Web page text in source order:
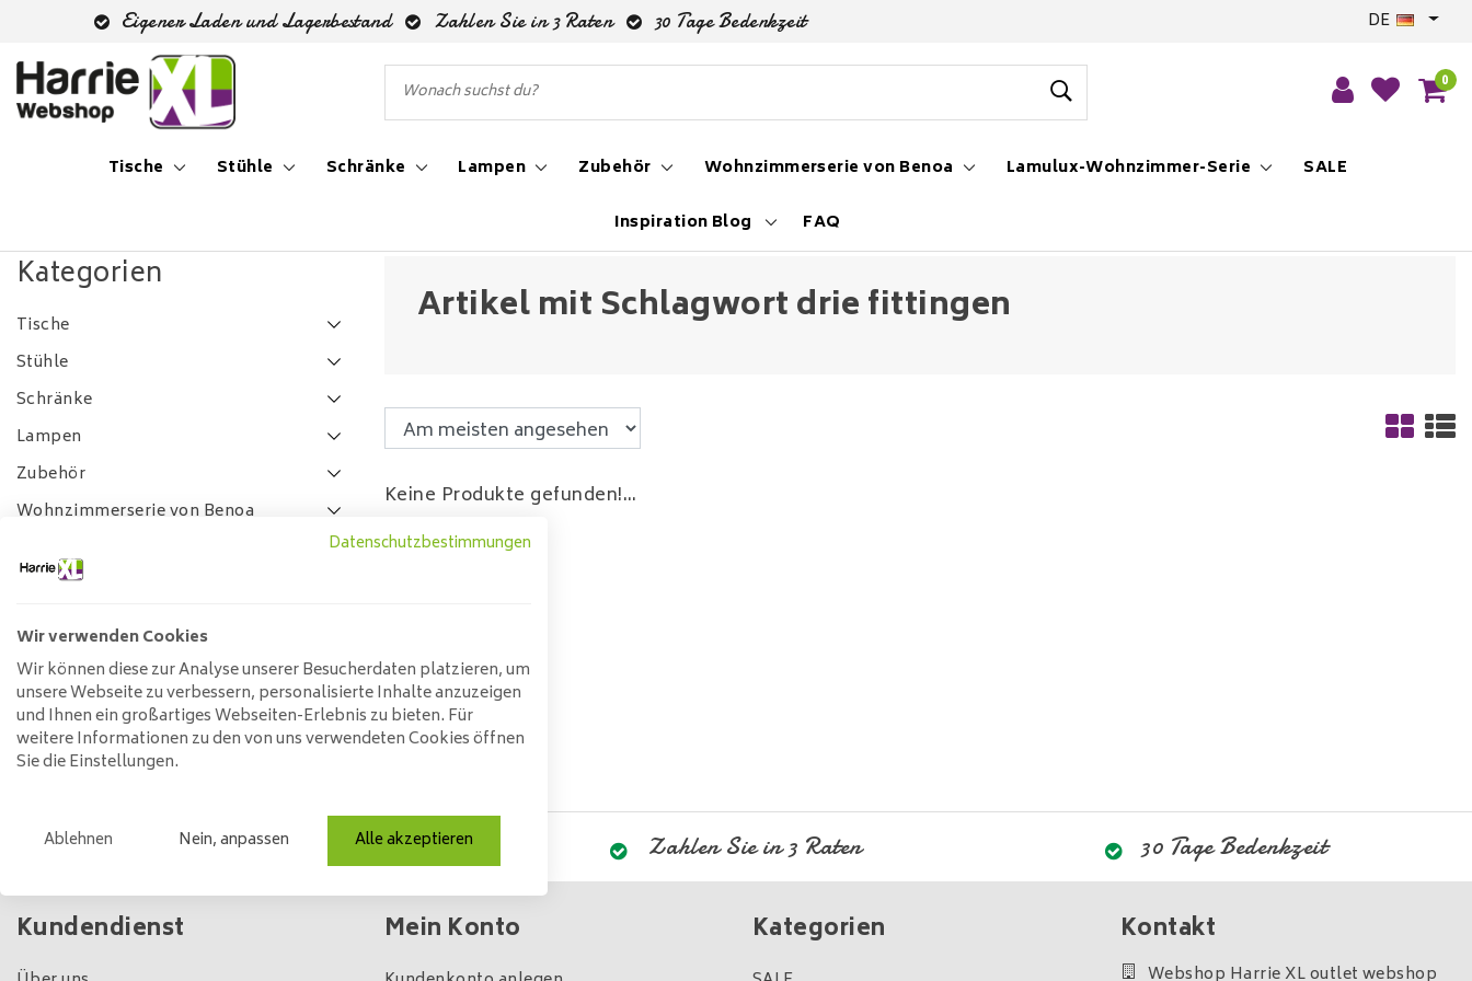
Eigener Laden und Lagerbestand Zahlen Sie in 3 Raten 30 Tage Bedenkzeit DE
0
Tische Stühle Schränke Lampen Zubehör Wohnzimmerserie von Benoa Lamulux-Wohnzimmer-Serie
SALE
Inspiration Blog
FAQ
Kategorien
Tische
Stühle
Schränke
Lampen
Zubehör
Wohnzimmerserie von Benoa
FAQ
Preis
Min: €0 Max: €5
Artikel mit Schlagwort drie fittingen
Keine Produkte gefunden!...
Eigener Laden und Lagerbestand Zahlen Sie in 3 Raten 30 Tage Bedenkzeit
Kundendienst Mein Konto Kategorien Kontakt
Webshop Harrie XL outlet webshop
Datenschutzbestimmungen
Wir verwenden Cookies
Wir können diese zur Analyse unserer Besucherdaten platzieren, um
unsere Webseite zu verbessern, personalisierte Inhalte anzuzeigen
und Ihnen ein großartiges Webseiten-Erlebnis zu bieten. Für
weitere Informationen zu den von uns verwendeten Cookies öffnen
Sie die Einstellungen.
Ablehnen Nein, anpassen Alle akzeptieren